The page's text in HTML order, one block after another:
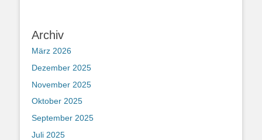
Archiv
März 2026
Dezember 2025
November 2025
Oktober 2025
September 2025
Juli 2025